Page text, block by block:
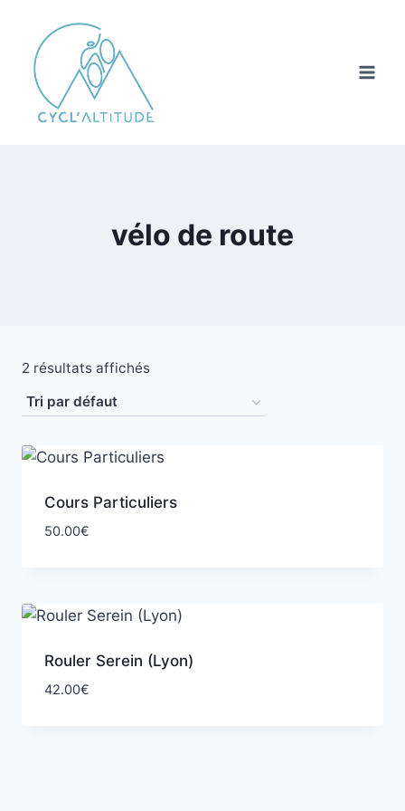
contenu
vélo de route
2 résultats affichés
Cours Particuliers
50.00€
Rouler Serein (Lyon)
42.00€